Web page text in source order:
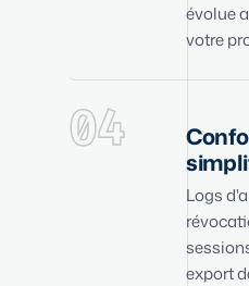
évolue
votre
04
Logs
export